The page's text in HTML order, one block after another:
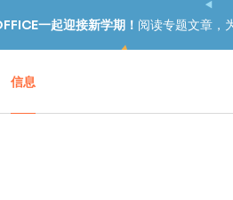
一起迎接新学期！ 阅读专题文章，
信息